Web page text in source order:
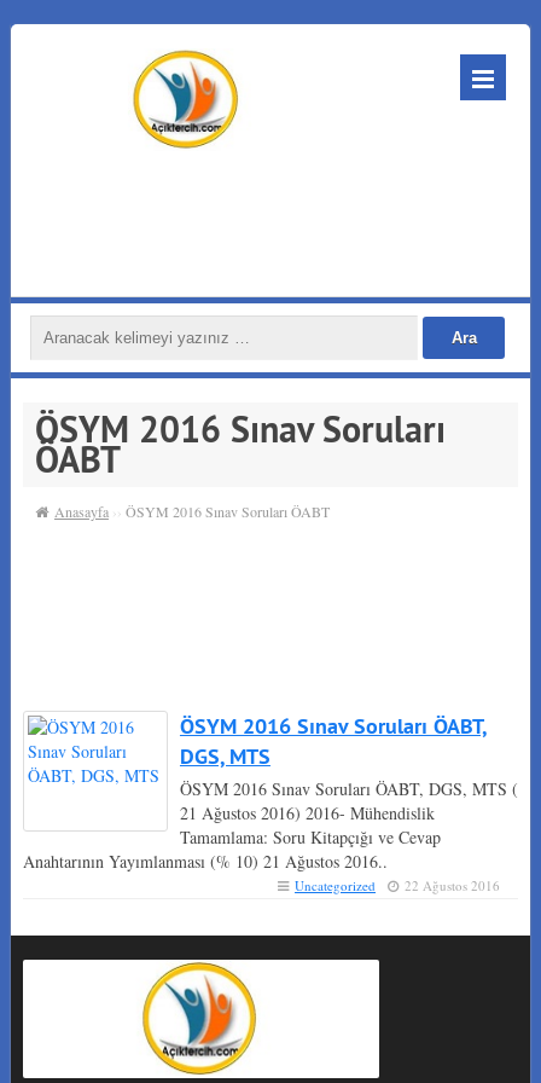
ÖSYM 2016 Sınav Soruları
ÖABT
Anasayfa ›› ÖSYM 2016 Sınav Soruları ÖABT
ÖSYM 2016 Sınav Soruları ÖABT,
DGS, MTS
ÖSYM 2016 Sınav Soruları ÖABT, DGS, MTS (
21 Ağustos 2016) 2016- Mühendislik
Tamamlama: Soru Kitapçığı ve Cevap
Anahtarının Yayımlanması (% 10) 21 Ağustos 2016..
Uncategorized 22 Ağustos 2016